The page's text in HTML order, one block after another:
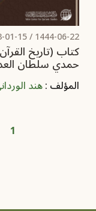
1444-06-22 /
01-15
كتاب (تاريخ
حمدي سلطان
المؤلف :هند
1